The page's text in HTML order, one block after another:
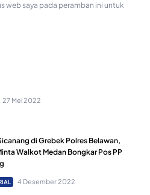
web saya pada peramban ini untuk
27 Mei 2022
di Grebek Polres Belawan,
Walkot Medan Bongkar Pos PP
4 Desember 2022